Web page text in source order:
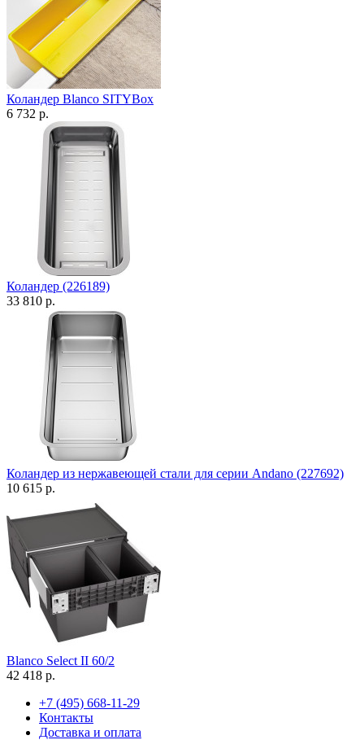
Коландер Blanco SITYBox
6 732 р.
Коландер (226189)
33 810 р.
Коландер из нержавеющей стали для серии Andano (227692)
10 615 р.
Blanco Select II 60/2
42 418 р.
+7 (495) 668-11-29
Контакты
Доставка и оплата